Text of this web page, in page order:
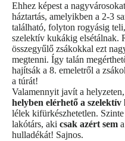
Ehhez képest a
háztartás, amelyikben a 2-3
található, folyton rogyásig
szelektív kukákig elsétálnak.
összegyűlő zsákokkal ezt
megtenni. Így talán
hajítsák a 8. emeletről a
a túrát!
Valamennyit javít a
helyben elérhető a
lélek kifürkészhetetlen.
lakótárs, aki csak azért sem
hulladékát! Sajnos.